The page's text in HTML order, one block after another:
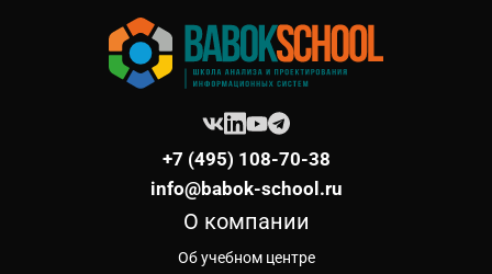
+7 (495) 108-70-38
info@babok-school.ru
О компании
Об учебном центре